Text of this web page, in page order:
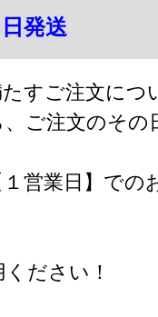
発送
すご注文につ
、ご注文のそ
営業日】での
ださい！